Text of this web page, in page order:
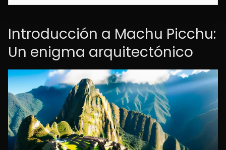
Introducción a Machu Picchu:
Un enigma arquitectónico